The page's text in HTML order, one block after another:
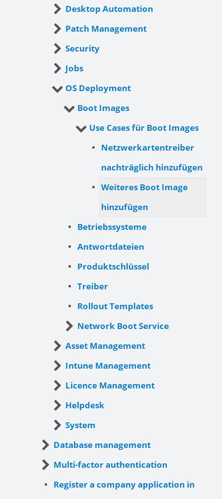
Desktop Automation
Patch Management
Security
Jobs
OS Deployment
Boot Images
Use Cases für Boot Images
Netzwerkartentreiber
nachträglich hinzufügen
Weiteres Boot Image
hinzufügen
Betriebssysteme
Antwortdateien
Produktschlüssel
Treiber
Rollout Templates
Network Boot Service
Asset Management
Intune Management
Licence Management
Helpdesk
System
Database management
Multi-factor authentication
Register a company application in